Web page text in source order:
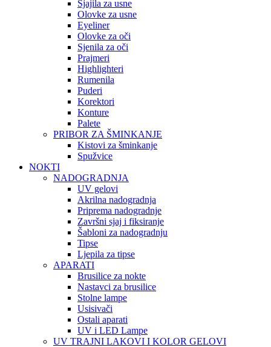
Sjajila za usne
Olovke za usne
Eyeliner
Olovke za oči
Sjenila za oči
Prajmeri
Highlighteri
Rumenila
Puderi
Korektori
Konture
Palete
PRIBOR ZA ŠMINKANJE
Kistovi za šminkanje
Spužvice
NOKTI
NADOGRADNJA
UV gelovi
Akrilna nadogradnja
Priprema nadogradnje
Završni sjaj i fiksiranje
Šabloni za nadogradnju
Tipse
Ljepila za tipse
APARATI
Brusilice za nokte
Nastavci za brusilice
Stolne lampe
Usisivači
Ostali aparati
UV i LED Lampe
UV TRAJNI LAKOVI I KOLOR GELOVI